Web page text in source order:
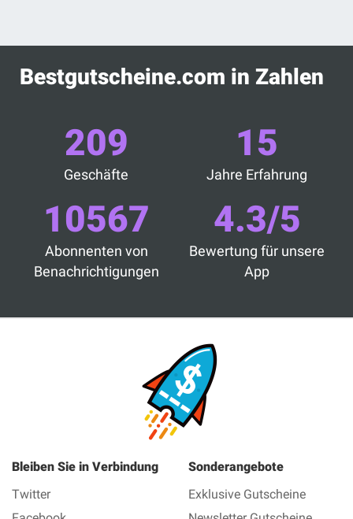
Bestgutscheine.com in Zahlen
209
Geschäfte
15
Jahre Erfahrung
10567
Abonnenten von
Benachrichtigungen
4.3/5
Bewertung für unsere
App
Bleiben Sie in Verbindung
Twitter
Sonderangebote
Exklusive Gutscheine